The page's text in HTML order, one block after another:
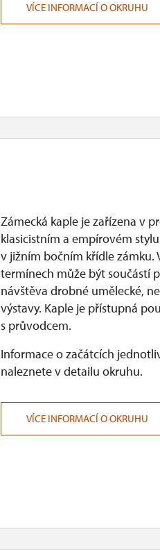
VÍCE INFORMACÍ O OKRUHU
Zámecká kaple je zařízena v
klasicistním a empírovém
v jižním bočním křídle zámku.
termínech může být součástí
návštěva drobné umělecké,
výstavy. Kaple je přístupná
s průvodcem.
Informace o začátcích
naleznete v detailu okruhu.
VÍCE INFORMACÍ O OKRUHU